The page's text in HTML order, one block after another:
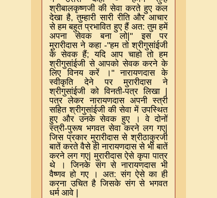
श्रीबालकृष्णजी की सेवा करते हुए कल
देखा है,तुम्हारी सारी रीति और आचार
से हम बहुत प्रभावित हुए हैं अत:तुम हमें
अपना सेवक बना लो|"इस पर
मुरारीदास ने कहा-"हम तो श्रीगुसांईजी
के सेवक हैं;यदि आप चाहो तो हम
श्रीगुसांईजी से आपको सेवक करने के
लिए विनय करें । "नारायणदास के
स्वीकृति देने पर मुरारीदास ने
श्रीगुसांईजी को विनती-पत्र लिखा |
पत्र लेकर नारायणदास अपनी स्त्री
सहित श्रीगुसांईजी की सेवा में उपस्थित
हुए और उनके सेवक हुए । वे दोनों
स्त्री-पुरूष भगवत सेवा करने लग गए|
जिस प्रकार मुरारीदास से श्रीठाकुरजी
बातें करते वैसे ही नारायणदास से भी बातें
करने लग गए|मुरारीदास ऐसे कृपा पात्र
थे । जिनके संग से नारायणदास भी
वैष्णव हो गए । अत:संग ऐसे का ही
करना उचित है जिसके संग से भगवत
धर्म आवे |